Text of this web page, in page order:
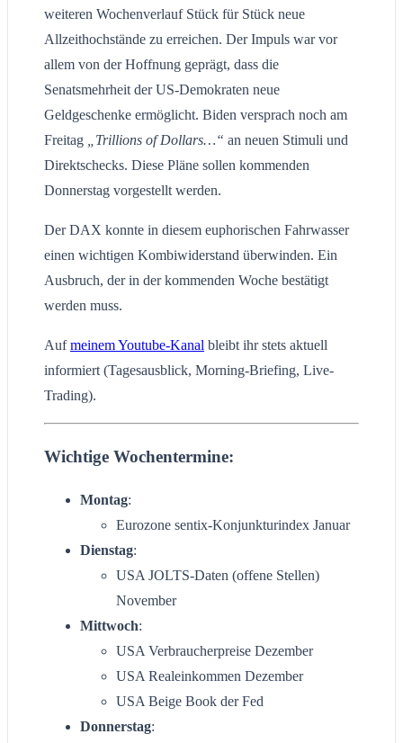
weiteren Wochenverlauf Stück für Stück neue
Allzeithochstände zu erreichen. Der Impuls war vor
allem von der Hoffnung geprägt, dass die
Senatsmehrheit der US-Demokraten neue
Geldgeschenke ermöglicht. Biden versprach noch am
Freitag
„Trillions of Dollars…“ an neuen Stimuli und
Direktschecks. Diese Pläne sollen kommenden
Donnerstag vorgestellt werden.
Der DAX konnte in diesem euphorischen Fahrwasser
einen wichtigen Kombiwiderstand überwinden. Ein
Ausbruch, der in der kommenden Woche bestätigt
werden muss.
Aufmeinem Youtube-Kanal bleibt ihr stets aktuell
informiert (Tagesausblick, Morning-Briefing, Live-
Trading).
Wichtige Wochentermine:
Montag:
Eurozone sentix-Konjunkturindex Januar
Dienstag:
USA JOLTS-Daten (offene Stellen)
November
Mittwoch:
USA Verbraucherpreise Dezember
USA Realeinkommen Dezember
USA Beige Book der Fed
Donnerstag: